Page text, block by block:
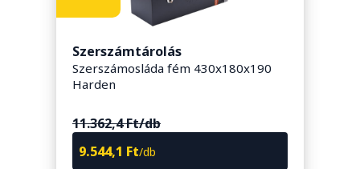
Szerszámtárolás
Szerszámosláda fém 430x180x190
Harden
11.362,4 Ft/db
9.544,1 Ft/db